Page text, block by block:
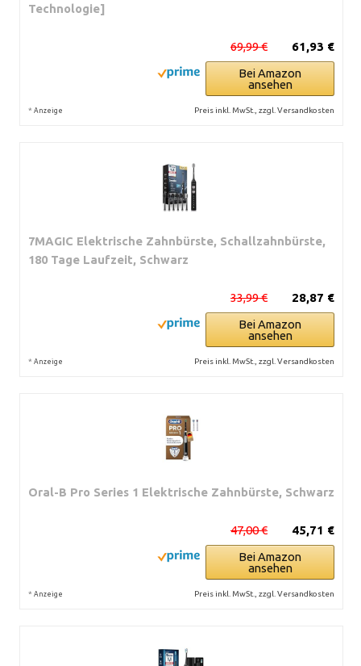
Technologie]
61,93 €
69,99 €
Bei Amazon
ansehen
* Anzeige Preis inkl. MwSt., zzgl. Versandkosten
7MAGIC Elektrische Zahnbürste, Schallzahnbürste,
180 Tage Laufzeit, Schwarz
28,87 €
33,99 €
Bei Amazon
ansehen
* Anzeige Preis inkl. MwSt., zzgl. Versandkosten
Oral-B Pro Series 1 Elektrische Zahnbürste, Schwarz
45,71 €
47,00 €
Bei Amazon
ansehen
* Anzeige Preis inkl. MwSt., zzgl. Versandkosten